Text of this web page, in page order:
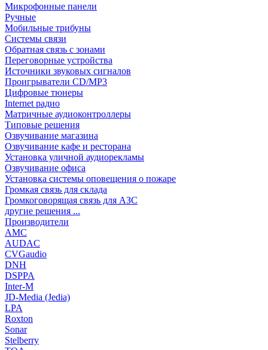
Микрофонные панели
Ручные
Мобильные трибуны
Системы связи
Обратная связь с зонами
Переговорные устройства
Источники звуковых сигналов
Проигрыватели CD/MP3
Цифровые тюнеры
Internet радио
Матричные аудиоконтроллеры
Типовые решения
Озвучивание магазина
Озвучивание кафе и ресторана
Установка уличной аудиорекламы
Озвучивание офиса
Установка системы оповещения о пожаре
Громкая связь для склада
Громкоговорящая связь для АЗС
другие решения ...
Производители
AMC
AUDAC
CVGaudio
DNH
DSPPA
Inter-M
JD-Media (Jedia)
LPA
Roxton
Sonar
Stelberry